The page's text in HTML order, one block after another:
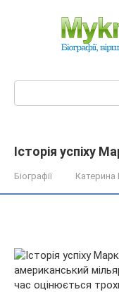
Історія успіху
Біографії
американський
час оцінюється